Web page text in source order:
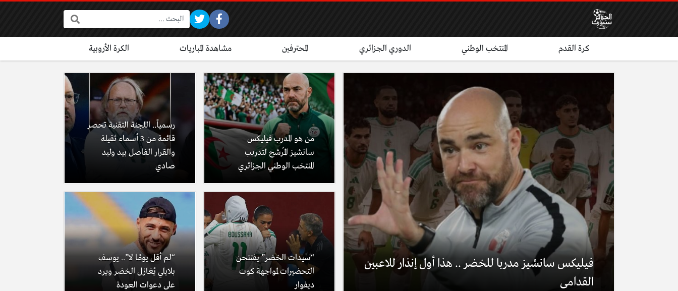
البحث:
كرة القدم المنتخب الوطني الدوري الجزائري المحترفين مشاهدة المباريات الكرة الأروبية
فيليكس سانشيز مدربا للخضر .. هذا أول إنذار للاعبين
القدامى
من هو المدرب فيليكس
سانشيز المُرشح لتدريب
المنتخب الوطني الجزائري
رسمياً.. اللجنة التقنية تحصر
قائمة من 3 أسماء ثقيلة
والقرار الفاصل بيد وليد
صادي
“سيدات الخضر” يفتتحن
التحضيرات لمواجهة كوت
ديفوار
“لم أقل يومًا لا”.. يوسف
بلايلي يُغازل الخضر ويرد
على دعوات العودة